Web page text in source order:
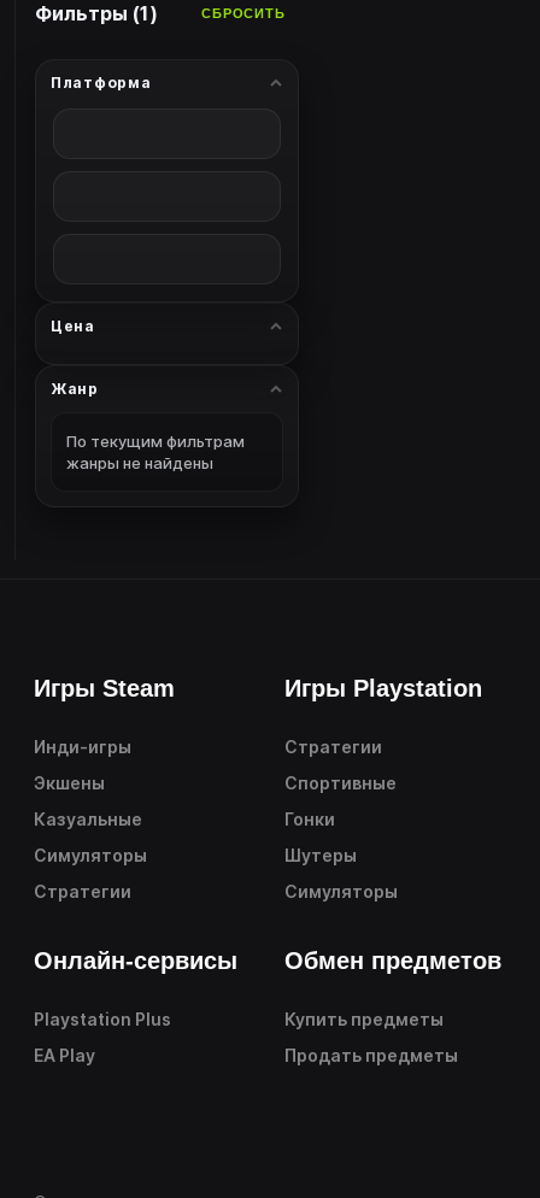
Фильтры (1) СБРОСИТЬ
Платформа
Цена
Жанр
По текущим фильтрам
жанры не найдены
Игры Steam
Инди-игры
Экшены
Казуальные
Симуляторы
Стратегии
Игры Playstation
Стратегии
Спортивные
Гонки
Шутеры
Симуляторы
Онлайн-сервисы
Playstation Plus
EA Play
Обмен предметов
Купить предметы
Продать предметы